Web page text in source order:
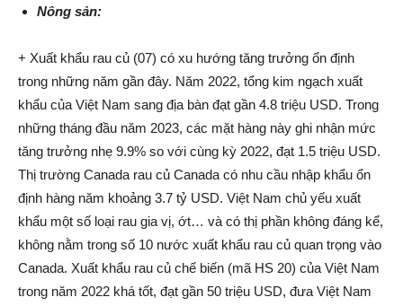
Nông sản:
+ Xuất khẩu rau củ (07) có xu hướng tăng trưởng ổn định
trong những năm gần đây. Năm 2022, tổng kim ngạch xuất
khẩu của Việt Nam sang địa bàn đạt gần 4.8 triệu USD. Trong
những tháng đầu năm 2023, các mặt hàng này ghi nhận mức
tăng trưởng nhẹ 9.9% so với cùng kỳ 2022, đạt 1.5 triệu USD.
Thị trường Canada rau củ Canada có nhu cầu nhập khẩu ổn
định hàng năm khoảng 3.7 tỷ USD. Việt Nam chủ yếu xuất
khẩu một số loại rau gia vị, ớt… và có thị phần không đáng kể,
không nằm trong số 10 nước xuất khẩu rau củ quan trọng vào
Canada. Xuất khẩu rau củ chế biến (mã HS 20) của Việt Nam
trong năm 2022 khá tốt, đạt gần 50 triệu USD, đưa Việt Nam